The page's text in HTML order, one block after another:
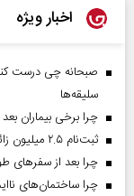
اخبار ویژه
سلیقه‌ها
چرا برخی بیماران بعد
ثبت‌نام ۲.۵ میلیون زائر در سماح | عبور ۱.۷ میلیون نفر از مرز‌های اربعین
چرا بعد از سفرهای
چرا ساختمان‌های